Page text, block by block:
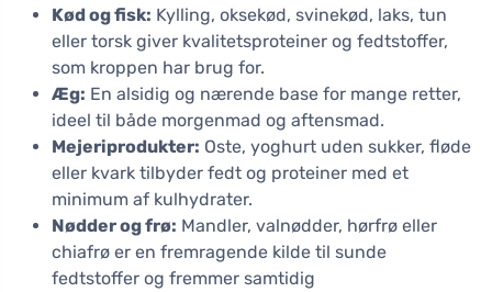
Kød og fisk: Kylling, oksekød, svinekød, laks, tun
eller torsk giver kvalitetsproteiner og fedtstoffer,
som kroppen har brug for.
Æg: En alsidig og nærende base for mange retter,
ideel til både morgenmad og aftensmad.
Mejeriprodukter: Oste, yoghurt uden sukker, fløde
eller kvark tilbyder fedt og proteiner med et
minimum af kulhydrater.
Nødder og frø: Mandler, valnødder, hørfrø eller
chiafrø er en fremragende kilde til sunde
fedtstoffer og fremmer samtidig